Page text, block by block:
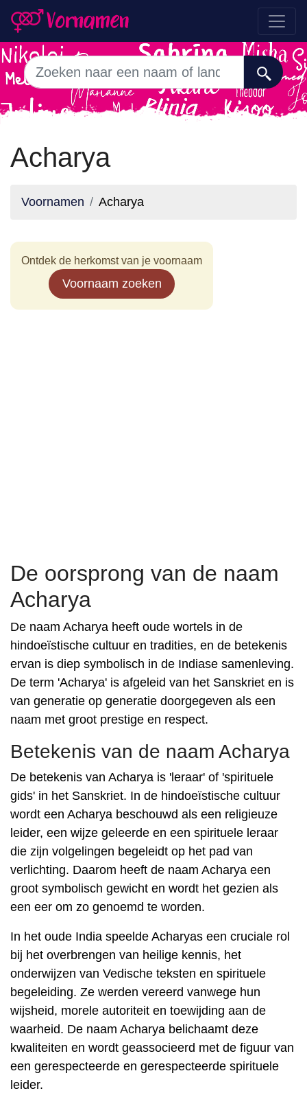
Acharya
Voornamen Acharya
Ontdek de herkomst van je voornaam
Voornaam zoeken
De oorsprong van de naam
Acharya
De naam Acharya heeft oude wortels in de
hindoeïstische cultuur en tradities, en de betekenis
ervan is diep symbolisch in de Indiase samenleving.
De term 'Acharya' is afgeleid van het Sanskriet en is
van generatie op generatie doorgegeven als een
naam met groot prestige en respect.
Betekenis van de naam Acharya
De betekenis van Acharya is 'leraar' of 'spirituele
gids' in het Sanskriet. In de hindoeïstische cultuur
wordt een Acharya beschouwd als een religieuze
leider, een wijze geleerde en een spirituele leraar
die zijn volgelingen begeleidt op het pad van
verlichting. Daarom heeft de naam Acharya een
groot symbolisch gewicht en wordt het gezien als
een eer om zo genoemd te worden.
In het oude India speelde Acharyas een cruciale rol
bij het overbrengen van heilige kennis, het
onderwijzen van Vedische teksten en spirituele
begeleiding. Ze werden vereerd vanwege hun
wijsheid, morele autoriteit en toewijding aan de
waarheid. De naam Acharya belichaamt deze
kwaliteiten en wordt geassocieerd met de figuur van
een gerespecteerde en gerespecteerde spirituele
leider.